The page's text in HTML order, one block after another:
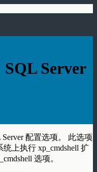
Server
配置选项。 此选项
上执行 xp_cmdshell 扩
选项。